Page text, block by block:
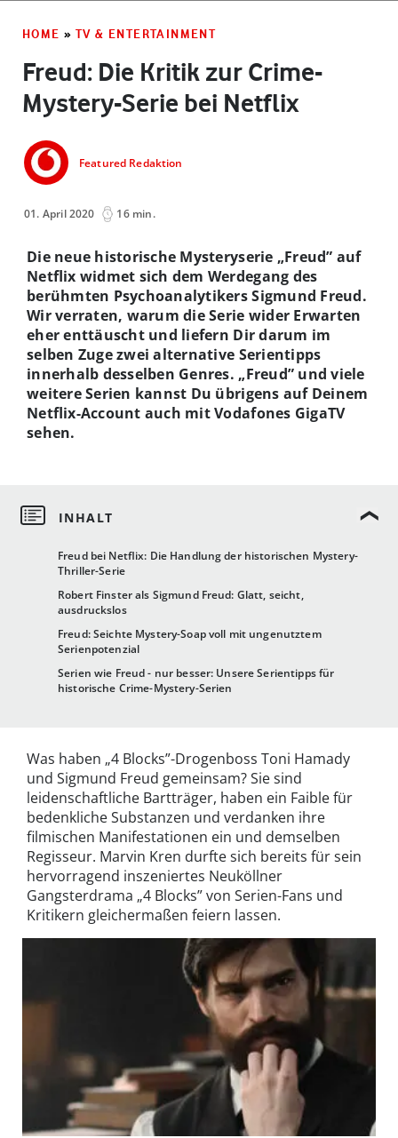
HOME » TV & ENTERTAINMENT
Freud: Die Kritik zur Crime-
Mystery-Serie bei Netflix
Featured Redaktion
01. April 2020 16 min.
Freud bei Netflix: Die Handlung der historischen Mystery-
Thriller-Serie
Robert Finster als Sigmund Freud: Glatt, seicht,
ausdruckslos
Freud: Seichte Mystery-Soap voll mit ungenutztem
Serienpotenzial
Serien wie Freud - nur besser: Unsere Serientipps für
historische Crime-Mystery-Serien
Die neue historische Mysteryserie „Freud” auf
Netflix widmet sich dem Werdegang des
berühmten Psychoanalytikers Sigmund Freud.
Wir verraten, warum die Serie wider Erwarten
eher enttäuscht und liefern Dir darum im
selben Zuge zwei alternative Serientipps
innerhalb desselben Genres. „Freud” und viele
weitere Serien kannst Du übrigens auf Deinem
Netflix-Account auch mit Vodafones GigaTV
sehen.
Was haben „4 Blocks”-Drogenboss Toni Hamady
und Sigmund Freud gemeinsam? Sie sind
leidenschaftliche Bartträger, haben ein Faible für
bedenkliche Substanzen und verdanken ihre
filmischen Manifestationen ein und demselben
Regisseur. Marvin Kren durfte sich bereits für sein
hervorragend inszeniertes Neuköllner
Gangsterdrama „4 Blocks” von Serien-Fans und
Kritikern gleichermaßen feiern lassen.